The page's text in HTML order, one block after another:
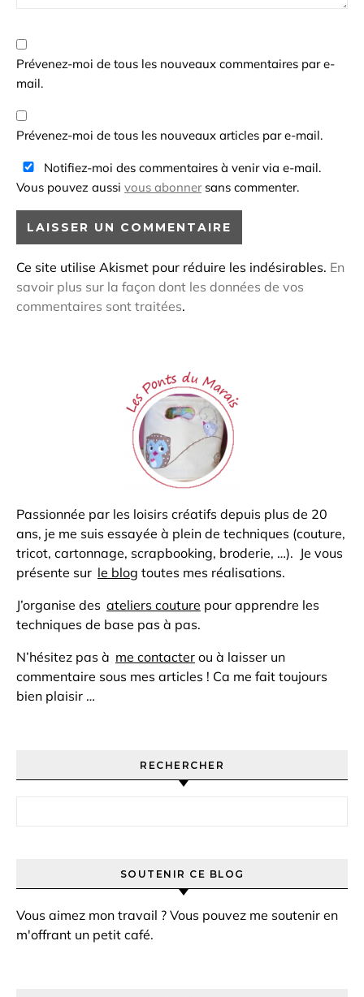
Prévenez-moi de tous les nouveaux commentaires par e-
mail.
Prévenez-moi de tous les nouveaux articles par e-mail.
Notifiez-moi des commentaires à venir via e-mail.
Vous pouvez aussi vous abonnersans commenter.
Ce site utilise Akismet pour réduire les indésirables. En
savoir plus sur la façon dont les données de vos
commentaires sont traitées.
Passionnée par les loisirs créatifs depuis plus de 20
ans, je me suis essayée à plein de techniques (couture,
tricot, cartonnage, scrapbooking, broderie, …). Je vous
présente sur le blog toutes mes réalisations.
J’organise des ateliers couture pour apprendre les
techniques de base pas à pas.
N’hésitez pas à me contacter ou à laisser un
commentaire sous mes articles ! Ca me fait toujours
bien plaisir …
RECHERCHER
SOUTENIR CE BLOG
Vous aimez mon travail ? Vous pouvez me soutenir en
m'offrant un petit café.